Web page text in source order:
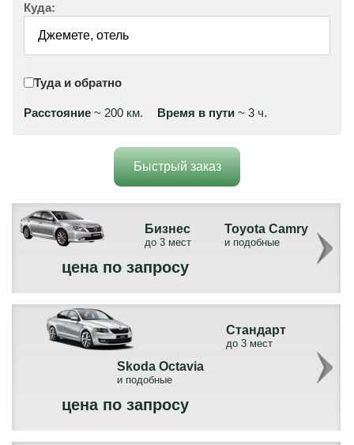
Куда:
Туда и обратно
Расстояние~ 200 км. Время в пути~ 3 ч.
Быстрый заказ
Бизнес
до 3 мест
Toyota Camry
и подобные
цена по запросу
Стандарт
до 3 мест
Skoda Octavia
и подобные
цена по запросу